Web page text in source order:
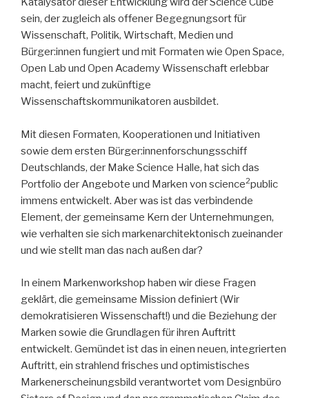
sein, der zugleich als offener Begegnungsort für
Wissenschaft, Politik, Wirtschaft, Medien und
Bürger:innen fungiert und mit Formaten wie Open Space,
Open Lab und Open Academy Wissenschaft erlebbar
macht, feiert und zukünftige
Wissenschaftskommunikatoren ausbildet.
Mit diesen Formaten, Kooperationen und Initiativen
sowie dem ersten Bürger:innenforschungsschiff
Deutschlands, der Make Science Halle, hat sich das
Portfolio der Angebote und Marken von science2public
immens entwickelt. Aber was ist das verbindende
Element, der gemeinsame Kern der Unternehmungen,
wie verhalten sie sich markenarchitektonisch zueinander
und wie stellt man das nach außen dar?
In einem Markenworkshop haben wir diese Fragen
geklärt, die gemeinsame Mission definiert (Wir
demokratisieren Wissenschaft!) und die Beziehung der
Marken sowie die Grundlagen für ihren Auftritt
entwickelt. Gemündet ist das in einen neuen, integrierten
Auftritt, ein strahlend frisches und optimistisches
Markenerscheinungsbild verantwortet vom Designbüro